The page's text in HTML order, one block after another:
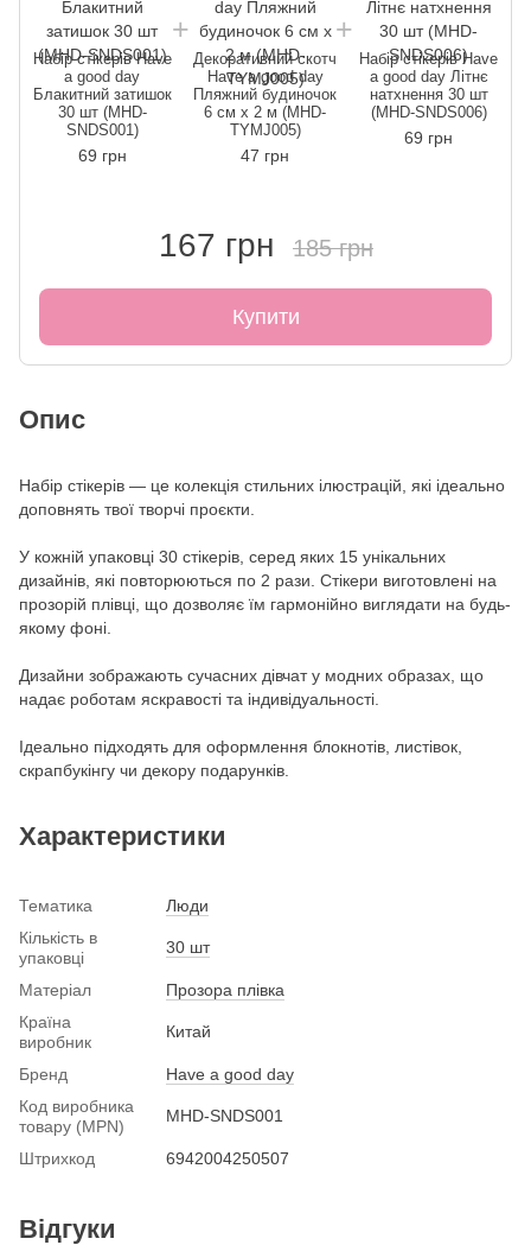
Набір стікерів Have
a good day
Блакитний затишок
30 шт (MHD-
SNDS001)
69 грн
Декоративний скотч
Have a good day
Пляжний будиночок
6 см x 2 м (MHD-
TYMJ005)
47 грн
Набір стікерів Have
a good day Літнє
натхнення 30 шт
(MHD-SNDS006)
69 грн
167 грн 185 грн
Купити
Опис
Набір стікерів — це колекція стильних ілюстрацій, які ідеально
доповнять твої творчі проєкти.
У кожній упаковці 30 стікерів, серед яких 15 унікальних
дизайнів, які повторюються по 2 рази. Стікери виготовлені на
прозорій плівці, що дозволяє їм гармонійно виглядати на будь-
якому фоні.
Дизайни зображають сучасних дівчат у модних образах, що
надає роботам яскравості та індивідуальності.
Ідеально підходять для оформлення блокнотів, листівок,
скрапбукінгу чи декору подарунків.
Характеристики
Тематика
Люди
Кількість в
упаковці
30 шт
Матеріал
Прозора плівка
Країна
виробник
Китай
Бренд
Have a good day
Код виробника
товару (MPN)
MHD-SNDS001
Штрихкод 6942004250507
Відгуки